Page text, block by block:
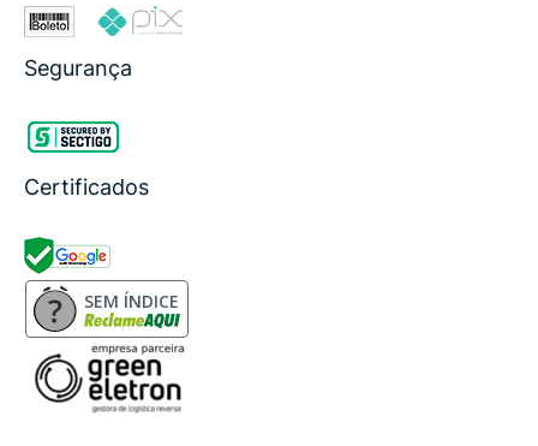
Segurança
Certificados
SEM ÍNDICE